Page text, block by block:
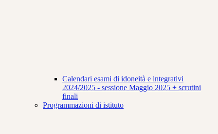
Calendari esami di idoneità e integrativi
2024/2025 - sessione Maggio 2025 + scrutini
finali
Programmazioni di istituto